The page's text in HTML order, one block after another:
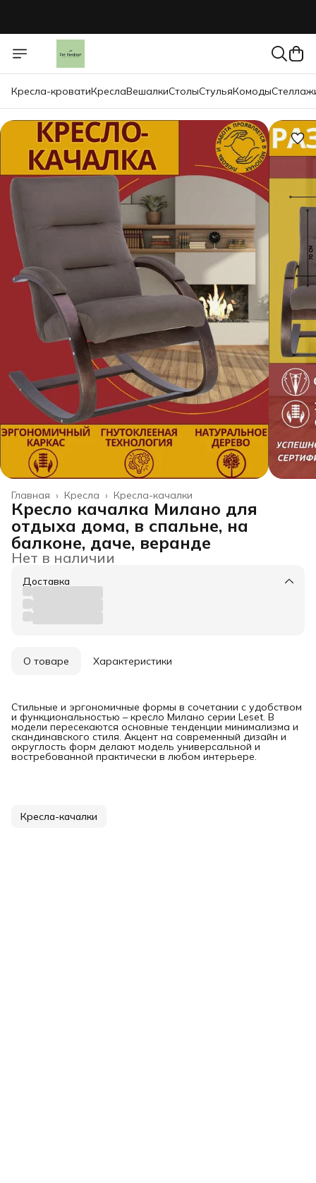
Кресла-кроватиКреслаВешалкиСтолыСтульяКомоды
Кресла-качалки
Кресла ›
Главная ›
Кресло качалка Милано для
отдыха дома, в спальне, на
балконе, даче, веранде
Нет в наличии
Доставка
О товаре Характеристики
Стильные и эргономичные формы в сочетании с удобством
и функциональностью – кресло Милано серии Leset. В
модели пересекаются основные тенденции минимализма и
скандинавского стиля. Акцент на современный дизайн и
округлость форм делают модель универсальной и
востребованной практически в любом интерьере.
Кресла-качалки